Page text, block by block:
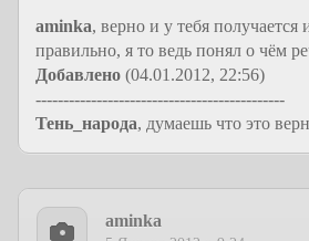
aminka, верно и у тебя получается
правильно, я то ведь понял о чём
Добавлено (04.01.2012, 22:56)
---------------------------------------------
Тень_народа, думаешь что это
aminka